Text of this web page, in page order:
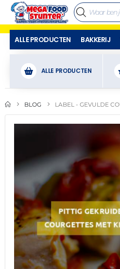
ALLE PRODUCTEN BAKKERIJ
ALLE PRODUCTEN
BLOG LABEL - GEVULDE